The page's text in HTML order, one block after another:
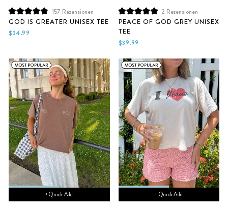
Mit
4.9
von
5
157 Rezensionen
GOD IS GREATER UNISEX TEE
$34.99
Mit
5.0
von
5
Sternen
2 Rezensionen
PEACE OF GOD GREY UNISEX
TEE
$39.99
+ Quick Add + Quick Add